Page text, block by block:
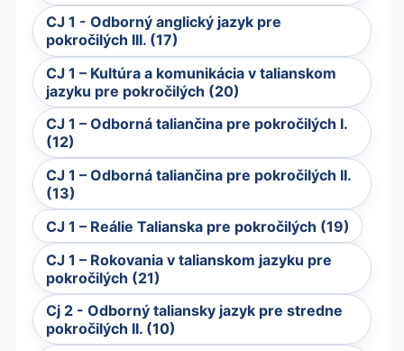
CJ 1 - Odborný anglický jazyk pre
pokročilých III. (17)
CJ 1 – Kultúra a komunikácia v talianskom
jazyku pre pokročilých (20)
CJ 1 – Odborná taliančina pre pokročilých I.
(12)
CJ 1 – Odborná taliančina pre pokročilých II.
(13)
CJ 1 – Reálie Talianska pre pokročilých (19)
CJ 1 – Rokovania v talianskom jazyku pre
pokročilých (21)
Cj 2 - Odborný taliansky jazyk pre stredne
pokročilých II. (10)